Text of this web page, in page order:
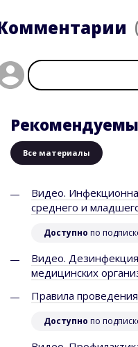
Все материалы
Видео.
среднего и
Доступно по
Видео.
медицинских
Правила
Доступно по